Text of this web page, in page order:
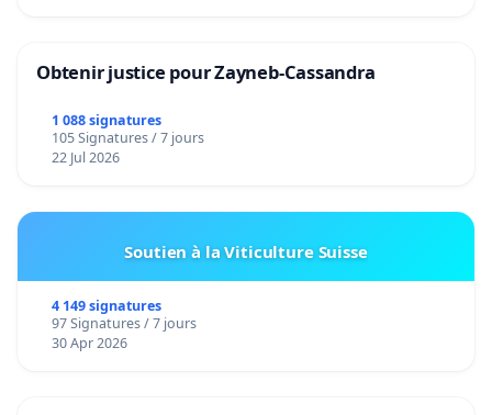
Obtenir justice pour Zayneb-Cassandra
1 088 signatures
105 Signatures / 7 jours
22 Jul 2026
Soutien à la Viticulture Suisse
4 149 signatures
97 Signatures / 7 jours
30 Apr 2026